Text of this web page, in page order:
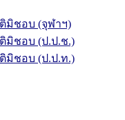
มิชอบ (จุฬาฯ)
มิชอบ (ป.ป.ช.)
มิชอบ (ป.ป.ท.)